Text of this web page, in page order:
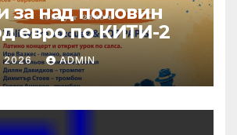
за над половин
евро по КИТИ-2
2026 ADMIN